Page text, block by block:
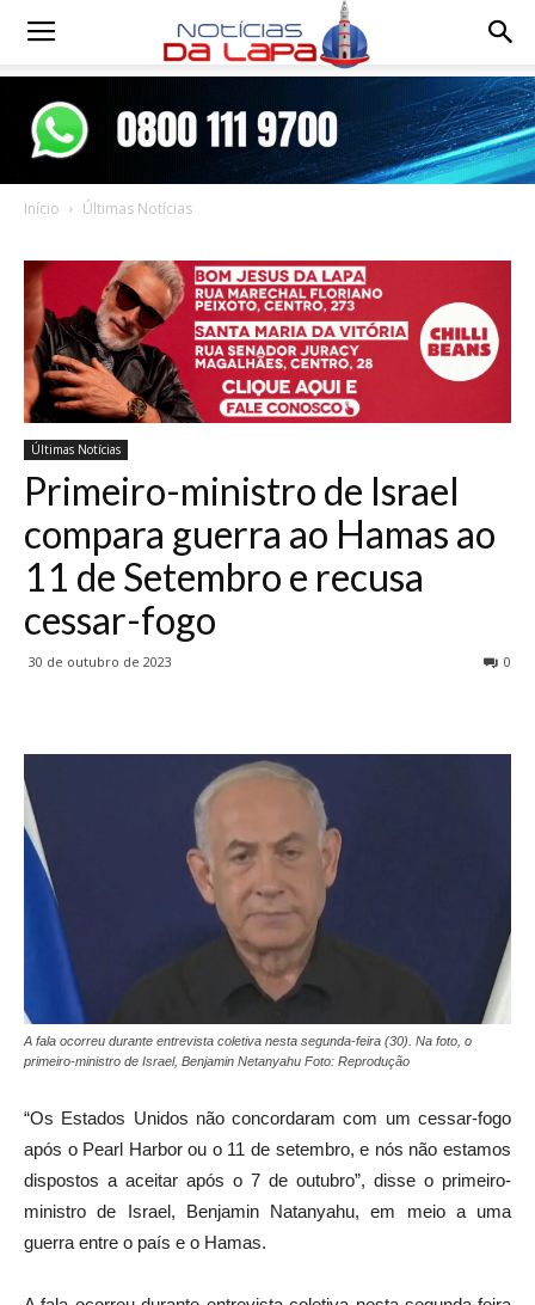
Notícias
Início Últimas Notícias
Últimas Notícias
Primeiro-ministro de Israel
compara guerra ao Hamas ao
11 de Setembro e recusa
cessar-fogo
30 de outubro de 2023 0
A fala ocorreu durante entrevista coletiva nesta segunda-feira (30). Na foto, o
primeiro-ministro de Israel, Benjamin Netanyahu Foto: Reprodução
“Os Estados Unidos não concordaram com um cessar-fogo
após o Pearl Harbor ou o 11 de setembro, e nós não estamos
dispostos a aceitar após o 7 de outubro”, disse o primeiro-
ministro de Israel, Benjamin Natanyahu, em meio a uma
guerra entre o país e o Hamas.